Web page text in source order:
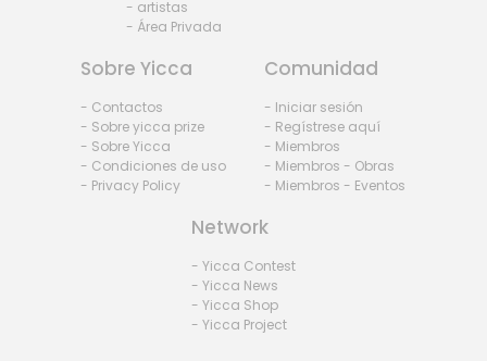
- artistas
- Área Privada
Sobre Yicca
- Contactos
- Sobre yicca prize
- Sobre Yicca
- Condiciones de uso
- Privacy Policy
Comunidad
- Iniciar sesión
- Regístrese aquí
- Miembros
- Miembros - Obras
- Miembros - Eventos
Network
- Yicca Contest
- Yicca News
- Yicca Shop
- Yicca Project